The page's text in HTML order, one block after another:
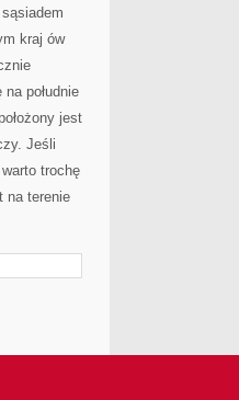
kraj ów
południe
jest
Jeśli
trochę
na terenie